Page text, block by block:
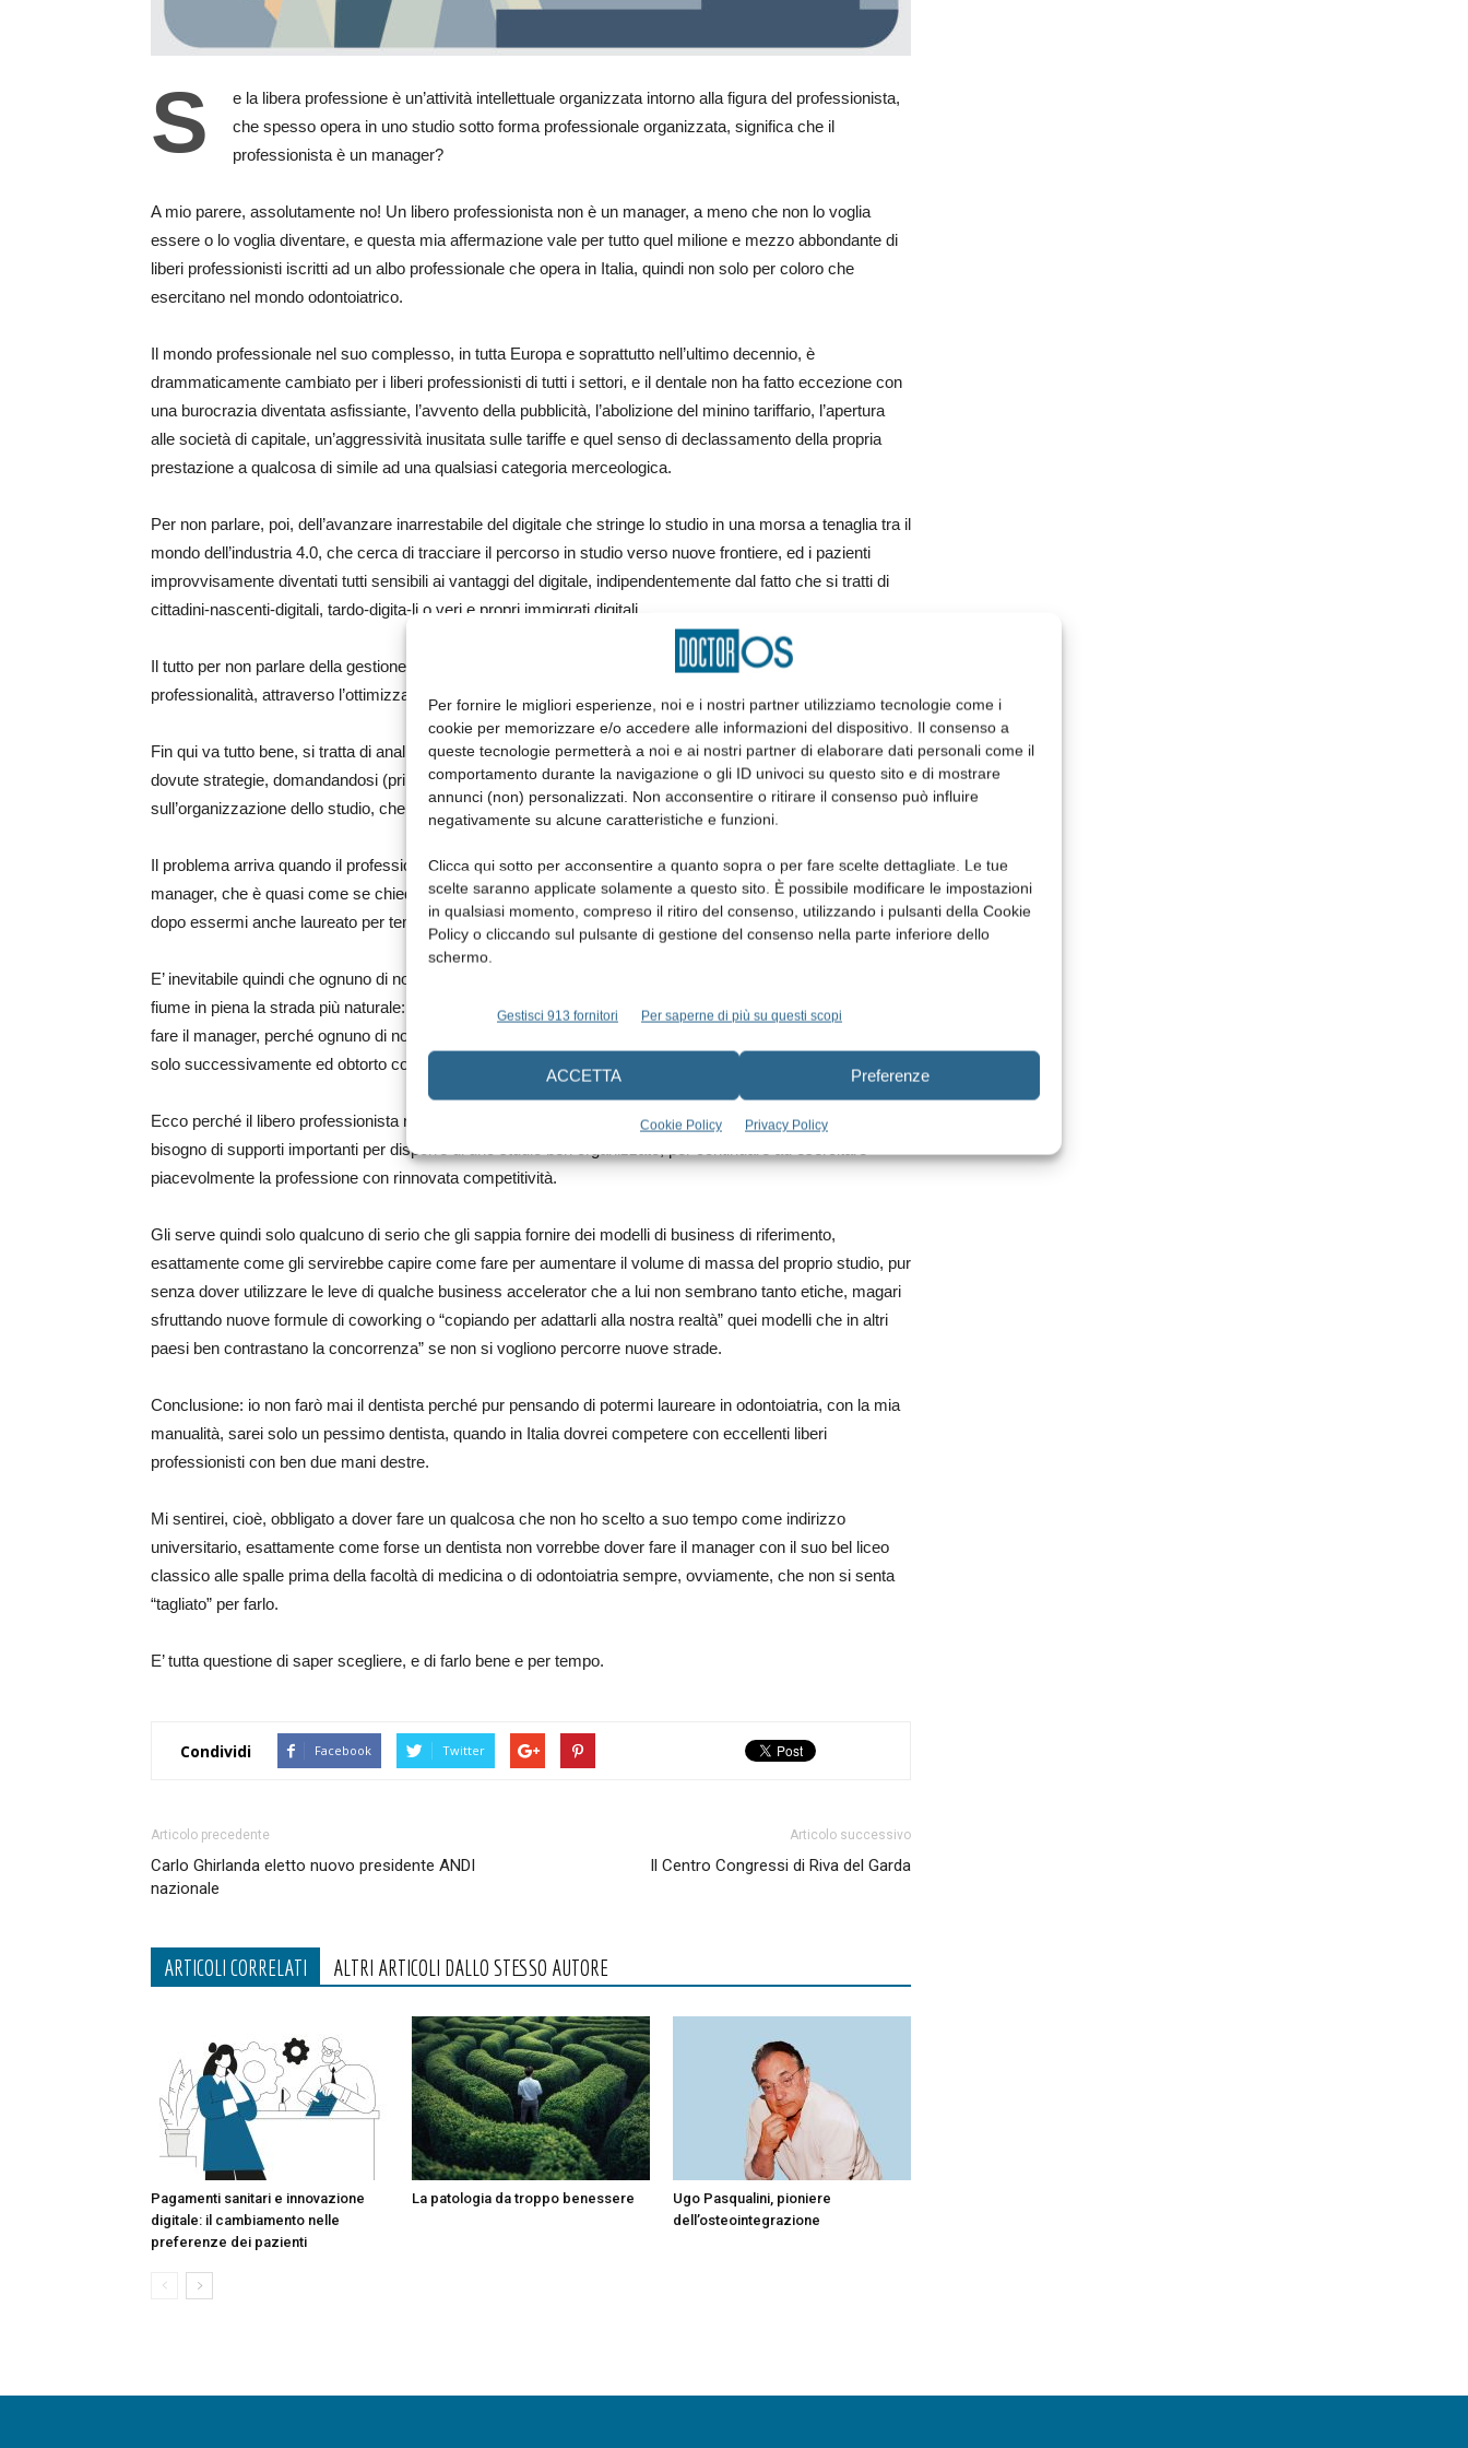
Per fornire le migliori esperienze, noi e i nostri partner utilizziamo tecnologie come i
cookie per memorizzare e/o accedere alle informazioni del dispositivo. Il consenso a
queste tecnologie permetterà a noi e ai nostri partner di elaborare dati personali come il
comportamento durante la navigazione o gli ID univoci su questo sito e di mostrare
annunci (non) personalizzati. Non acconsentire o ritirare il consenso può influire
negativamente su alcune caratteristiche e funzioni.
Clicca qui sotto per acconsentire a quanto sopra o per fare scelte dettagliate. Le tue
scelte saranno applicate solamente a questo sito. È possibile modificare le impostazioni
in qualsiasi momento, compreso il ritiro del consenso, utilizzando i pulsanti della Cookie
Policy o cliccando sul pulsante di gestione del consenso nella parte inferiore dello
schermo.
Gestisci 913 fornitori Per saperne di più su questi scopi
ACCETTA Preferenze
Cookie Policy Privacy Policy
S
e la libera professione è un’attività intellettuale organizzata intorno alla figura del professionista,
che spesso opera in uno studio sotto forma professionale organizzata, significa che il
professionista è un manager?
A mio parere, assolutamente no! Un libero professionista non è un manager, a meno che non lo voglia
essere o lo voglia diventare, e questa mia affermazione vale per tutto quel milione e mezzo abbondante di
liberi professionisti iscritti ad un albo professionale che opera in Italia, quindi non solo per coloro che
esercitano nel mondo odontoiatrico.
Il mondo professionale nel suo complesso, in tutta Europa e soprattutto nell’ultimo decennio, è
drammaticamente cambiato per i liberi professionisti di tutti i settori, e il dentale non ha fatto eccezione con
una burocrazia diventata asfissiante, l’avvento della pubblicità, l’abolizione del minino tariffario, l’apertura
alle società di capitale, un’aggressività inusitata sulle tariffe e quel senso di declassamento della propria
prestazione a qualcosa di simile ad una qualsiasi categoria merceologica.
Per non parlare, poi, dell’avanzare inarrestabile del digitale che stringe lo studio in una morsa a tenaglia tra il
mondo dell’industria 4.0, che cerca di tracciare il percorso in studio verso nuove frontiere, ed i pazienti
improvvisamente diventati tutti sensibili ai vantaggi del digitale, indipendentemente dal fatto che si tratti di
cittadini-nascenti-digitali, tardo-digita-li o veri e propri immigrati digitali.
Il tutto per non parlare della gestione dello studio da effettuarsi con nuovi modelli organizzativi e nuove
professionalità, attraverso l’ottimizzazione dei propri assets ed un sano e ragionato contenimento dei costi.
Fin qui va tutto bene, si tratta di analizzare la situazione, predisporre dei piani per arrivare ad adottare le
dovute strategie, domandandosi (prima) quale impatto potrà mai avere questa trasformazione
sull’organizzazione dello studio, che è fatto anche da capitale umano.
Il problema arriva quando il professionista per attuare il suo bel business plan si deve trasformare in
manager, che è quasi come se chiedessero a me di esercitare l’odontoiatria, ovviamente nel mio caso,
dopo essermi anche laureato per tempo.
E’ inevitabile quindi che ognuno di noi, messo in questa situazione, cercherebbe di percorrere come un
fiume in piena la strada più naturale: io eviterei di andare alla poltrona ed il libero professionista eviterebbe di
fare il manager, perché ognuno di noi cercherebbe di fare le cose che più sente congeniali, per dedicarsi
solo successivamente ed obtorto collo a quelle cose delle quali proprio non può fare a meno.
Ecco perché il libero professionista non deve necessariamente diventare un manager, pur sapendo che ha
bisogno di supporti importanti per disporre di uno studio ben organizzato, per continuare ad esercitare
piacevolmente la professione con rinnovata competitività.
Gli serve quindi solo qualcuno di serio che gli sappia fornire dei modelli di business di riferimento,
esattamente come gli servirebbe capire come fare per aumentare il volume di massa del proprio studio, pur
senza dover utilizzare le leve di qualche business accelerator che a lui non sembrano tanto etiche, magari
sfruttando nuove formule di coworking o “copiando per adattarli alla nostra realtà” quei modelli che in altri
paesi ben contrastano la concorrenza” se non si vogliono percorre nuove strade.
Conclusione: io non farò mai il dentista perché pur pensando di potermi laureare in odontoiatria, con la mia
manualità, sarei solo un pessimo dentista, quando in Italia dovrei competere con eccellenti liberi
professionisti con ben due mani destre.
Mi sentirei, cioè, obbligato a dover fare un qualcosa che non ho scelto a suo tempo come indirizzo
universitario, esattamente come forse un dentista non vorrebbe dover fare il manager con il suo bel liceo
classico alle spalle prima della facoltà di medicina o di odontoiatria sempre, ovviamente, che non si senta
“tagliato” per farlo.
E’ tutta questione di saper scegliere, e di farlo bene e per tempo.
Condividi Facebook Twitter
Articolo precedente
Carlo Ghirlanda eletto nuovo presidente ANDI
nazionale
Articolo successivo
Il Centro Congressi di Riva del Garda
ARTICOLI CORRELATI ALTRI ARTICOLI DALLO STESSO AUTORE
Pagamenti sanitari e innovazione
digitale: il cambiamento nelle
preferenze dei pazienti
La patologia da troppo benessere
Ugo Pasqualini, pioniere
dell’osteointegrazione